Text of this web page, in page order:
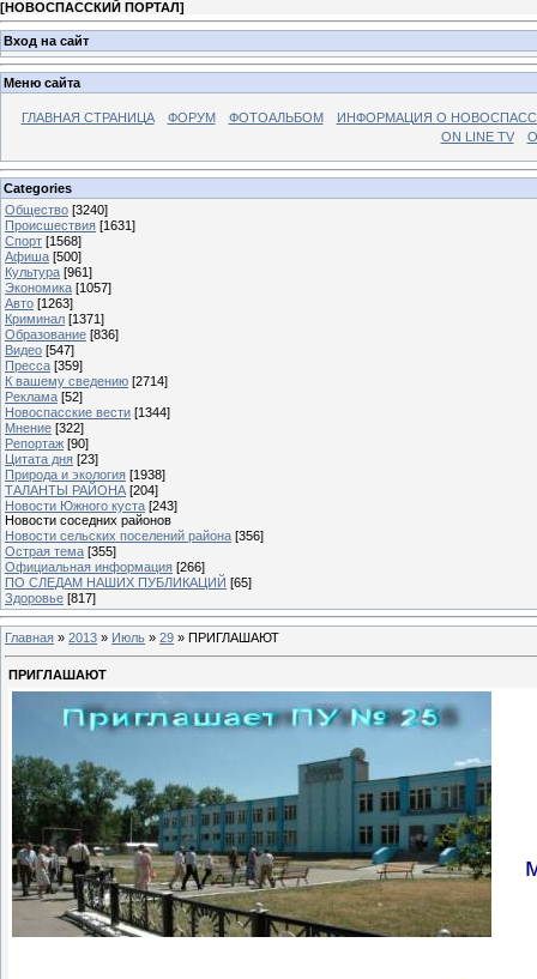
[НОВОСПАССКИЙ ПОРТАЛ]
Вход на сайт
Меню сайта
ГЛАВНАЯ СТРАНИЦА ФОРУМ ФОТОАЛЬБОМ
ИНФОРМАЦИЯ О
ON LINE TV
Categories
Общество [3240]
Происшествия [1631]
Спорт [1568]
Афиша [500]
Культура [961]
Экономика [1057]
Авто [1263]
Криминал [1371]
Образование [836]
Видео [547]
Пресса [359]
К вашему сведению [2714]
Реклама [52]
Новоспасские вести [1344]
Мнение [322]
Репортаж [90]
Цитата дня [23]
Природа и экология [1938]
ТАЛАНТЫ РАЙОНА [204]
Новости Южного куста [243]
Новости соседних районов
Новости сельских поселений района [356]
Острая тема [355]
Официальная информация [266]
ПО СЛЕДАМ НАШИХ ПУБЛИКАЦИЙ [65]
Здоровье [817]
Главная » 2013 » Июль » 29 » ПРИГЛАШАЮТ
ПРИГЛАШАЮТ